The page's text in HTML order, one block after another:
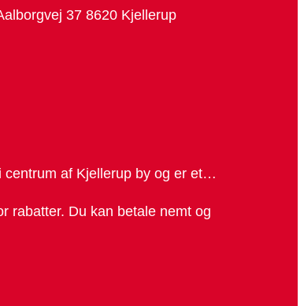
37 8620 Kjellerup
centrum af Kjellerup by og er et…
rabatter. Du kan betale nemt og